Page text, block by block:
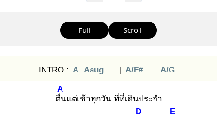
Full Scroll
INTRO : A Aaug | A/F# A/G
ตื่น
A
แต่เช้าทุกวัน ที่ที่เดินประจำ
D
E